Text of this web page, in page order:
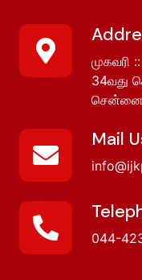
முகவரி
34வது
Mail
044-